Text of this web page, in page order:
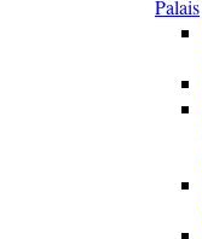
Palais